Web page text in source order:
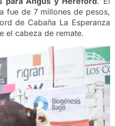
fue de 7 millones de pesos,
de Cabaña La Esperanza
el cabeza de remate.